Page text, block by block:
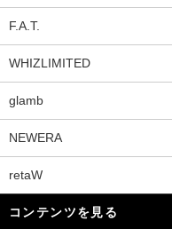
F.A.T.
WHIZLIMITED
glamb
NEWERA
retaW
コンテンツを見る